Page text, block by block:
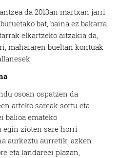
da 2013an martxan jarri
bat, baina ez bakarra.
elkartzeko aitzakia da,
mahaiaren bueltan kontuak
osoan ospatzen da
arteko sareak sortu eta
balioa emateko
egin zioten sare horri
aurkeztu aurretik, azken
eta landareei plazan,